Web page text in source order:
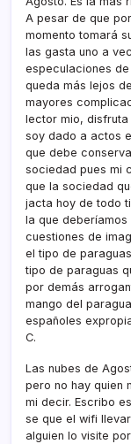
A pesar de que
momento tomará
las gasta uno a
especulaciones
queda más lejos
mayores
lector mio,
soy dado a actos
que debe
sociedad pues mi
que la sociedad
jacta hoy de todo
la que
cuestiones de
el tipo de
tipo de paraguas
por demás
mango del
españoles
C.
Las nubes de
pero no hay quien
mi decir. Escribo
se que el wifi
alguien lo visite